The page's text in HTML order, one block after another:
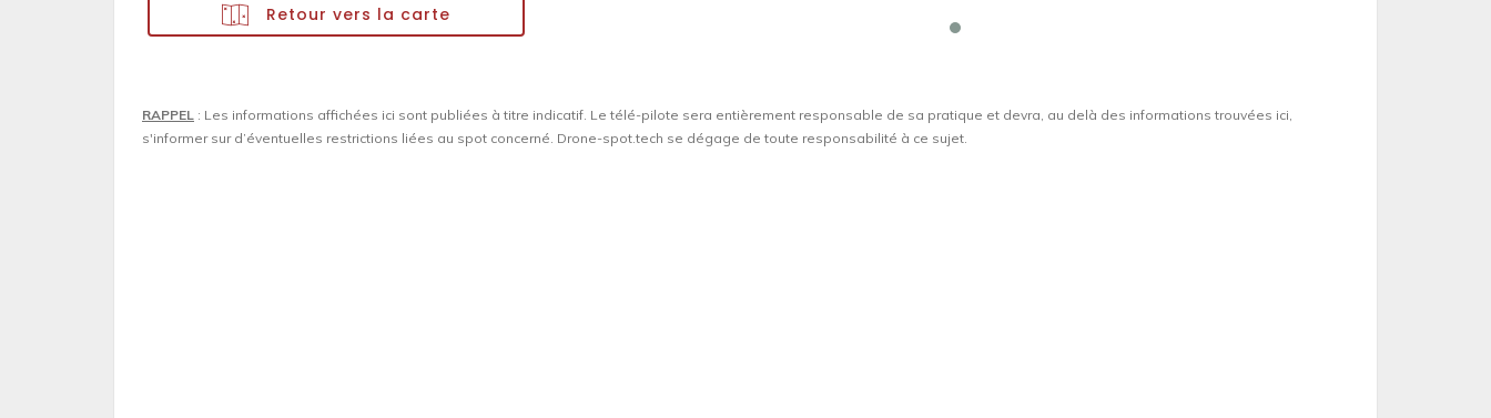
Retour vers la carte
RAPPEL : Les informations affichées ici sont publiées à titre indicatif. Le télé-pilote sera entièrement responsable de sa pratique et devra, au delà des informations trouvées ici,
s'informer sur d’éventuelles restrictions liées au spot concerné. Drone-spot.tech se dégage de toute responsabilité à ce sujet.